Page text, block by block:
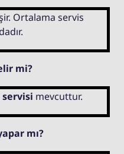
Ortalama servis
mi?
mevcuttur.
mı?